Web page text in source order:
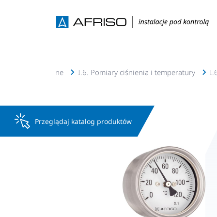
geotermalne I.6. Pomiary ciśnienia i temperatury
Przeglądaj katalog produktów